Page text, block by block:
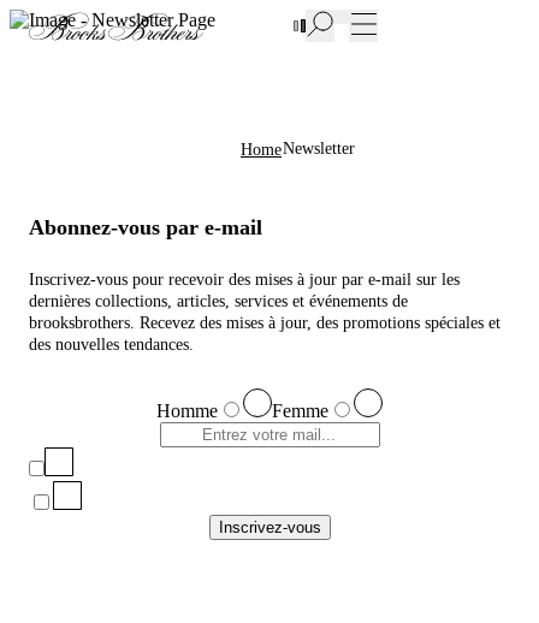
Nouvelles pièces en Soldes | Jusqu'à -50%
HomeNewsletter
Abonnez-vous par e-mail
Inscrivez-vous pour recevoir des mises à jour par e-mail sur les
dernières collections, articles, services et événements de
brooksbrothers. Recevez des mises à jour, des promotions spéciales et
des nouvelles tendances.
Homme Femme
Inscrivez-vous